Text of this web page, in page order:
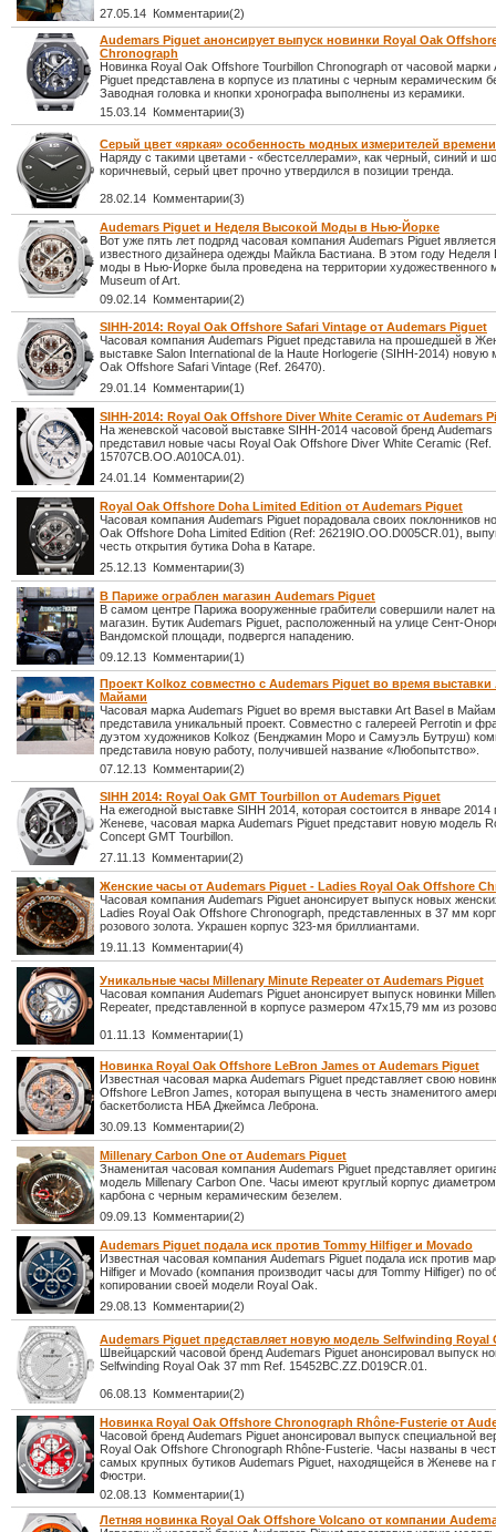
27.05.14 Комментарии(2)
Audemars Piguet анонсирует выпуск новинки Royal Oak
Chronograph
Новинка Royal Oak Offshore Tourbillon Chronograph от часовой марки
Piguet представлена в корпусе из платины с черным керамическим
Заводная головка и кнопки хронографа выполнены из керамики.
15.03.14 Комментарии(3)
Серый цвет «яркая» особенность модных измерителей
Наряду с такими цветами - «бестселлерами», как черный, синий и
коричневый, серый цвет прочно утвердился в позиции тренда.
28.02.14 Комментарии(3)
Audemars Piguet и Неделя Высокой Моды в Нью-Йорке
Вот уже пять лет подряд часовая компания Audemars Piguet
известного дизайнера одежды Майкла Бастиана. В этом году Неделя
моды в Нью-Йорке была проведена на территории художественного
Museum of Art.
09.02.14 Комментарии(2)
SIHH-2014: Royal Oak Offshore Safari Vintage от Audemars Piguet
Часовая компания Audemars Piguet представила на прошедшей в
выставке Salon International de la Haute Horlogerie (SIHH-2014) новую
Oak Offshore Safari Vintage (Ref. 26470).
29.01.14 Комментарии(1)
SIHH-2014: Royal Oak Offshore Diver White Ceramic от Audemars
На женевской часовой выставке SIHH-2014 часовой бренд Audemars
представил новые часы Royal Oak Offshore Diver White Ceramic (Ref.
15707CB.OO.A010CA.01).
24.01.14 Комментарии(2)
Royal Oak Offshore Doha Limited Edition от Audemars Piguet
Часовая компания Audemars Piguet порадовала своих поклонников
Oak Offshore Doha Limited Edition (Ref: 26219IO.OO.D005CR.01),
честь открытия бутика Doha в Катаре.
25.12.13 Комментарии(3)
В Париже ограблен магазин Audemars Piguet
В самом центре Парижа вооруженные грабители совершили налет
магазин. Бутик Audemars Piguet, расположенный на улице Сент-
Вандомской площади, подвергся нападению.
09.12.13 Комментарии(1)
Проект Kolkoz совместно с Audemars Piguet во время выставки
Майами
Часовая марка Audemars Piguet во время выставки Art Basel в
представила уникальный проект. Совместно с галереей Perrotin и
дуэтом художников Kolkoz (Бенджамин Моро и Самуэль Бутруш)
представила новую работу, получившей название «Любопытство».
07.12.13 Комментарии(2)
SIHH 2014: Royal Oak GMT Tourbillon от Audemars Piguet
На ежегодной выставке SIHH 2014, которая состоится в январе 2014
Женеве, часовая марка Audemars Piguet представит новую модель
Concept GMT Tourbillon.
27.11.13 Комментарии(2)
Женские часы от Audemars Piguet - Ladies Royal Oak Offshore
Часовая компания Audemars Piguet анонсирует выпуск новых
Ladies Royal Oak Offshore Chronograph, представленных в 37 мм
розового золота. Украшен корпус 323-мя бриллиантами.
19.11.13 Комментарии(4)
Уникальные часы Millenary Minute Repeater от Audemars Piguet
Часовая компания Audemars Piguet анонсирует выпуск новинки
Repeater, представленной в корпусе размером 47х15,79 мм из
01.11.13 Комментарии(1)
Новинка Royal Oak Offshore LeBron James от Audemars Piguet
Известная часовая марка Audemars Piguet представляет свою
Offshore LeBron James, которая выпущена в честь знаменитого
баскетболиста НБА Джеймса Леброна.
30.09.13 Комментарии(2)
Millenary Carbon One от Audemars Piguet
Знаменитая часовая компания Audemars Piguet представляет
модель Millenary Carbon One. Часы имеют круглый корпус
карбона с черным керамическим безелем.
09.09.13 Комментарии(2)
Audemars Piguet подала иск против Tommy Hilfiger и Movado
Известная часовая компания Audemars Piguet подала иск против
Hilfiger и Movado (компания производит часы для Tommy Hilfiger) по
копировании своей модели Royal Oak.
29.08.13 Комментарии(2)
Audemars Piguet представляет новую модель Selfwinding Royal
Швейцарский часовой бренд Audemars Piguet анонсировал выпуск
Selfwinding Royal Oak 37 mm Ref. 15452BC.ZZ.D019CR.01.
06.08.13 Комментарии(2)
Новинка Royal Oak Offshore Chronograph Rhône-Fusterie от
Часовой бренд Audemars Piguet анонсировал выпуск специальной
Royal Oak Offshore Chronograph Rhône-Fusterie. Часы названы в
самых крупных бутиков Audemars Piguet, находящейся в Женеве на
Фюстри.
02.08.13 Комментарии(1)
Летняя новинка Royal Oak Offshore Volcano от компании